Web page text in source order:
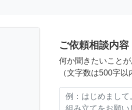
ご依頼相談内容
何か聞きたいこと
（文字数は500字以